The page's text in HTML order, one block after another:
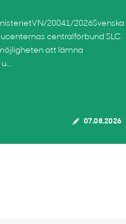
20041/2026Svenska
centralförbund SLC
att lämna
07.08.2026